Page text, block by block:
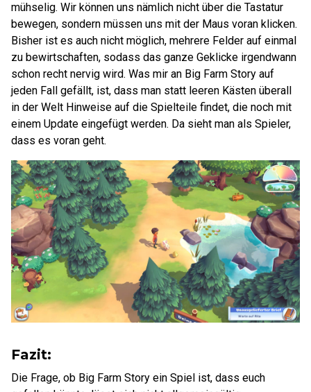
mühselig. Wir können uns nämlich nicht über die Tastatur
bewegen, sondern müssen uns mit der Maus voran klicken.
Bisher ist es auch nicht möglich, mehrere Felder auf einmal
zu bewirtschaften, sodass das ganze Geklicke irgendwann
schon recht nervig wird. Was mir an Big Farm Story auf
jeden Fall gefällt, ist, dass man statt leeren Kästen überall
in der Welt Hinweise auf die Spielteile findet, die noch mit
einem Update eingefügt werden. Da sieht man als Spieler,
dass es voran geht.
Fazit:
Die Frage, ob Big Farm Story ein Spiel ist, dass euch